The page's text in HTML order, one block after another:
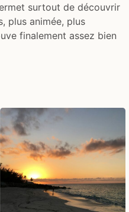
surtout de découvrir
plus animée, plus
finalement assez bien